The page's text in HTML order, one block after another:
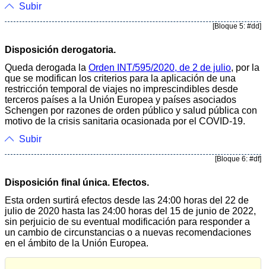
Subir
[Bloque 5: #dd]
Disposición derogatoria.
Queda derogada la Orden INT/595/2020, de 2 de julio, por la
que se modifican los criterios para la aplicación de una
restricción temporal de viajes no imprescindibles desde
terceros países a la Unión Europea y países asociados
Schengen por razones de orden público y salud pública con
motivo de la crisis sanitaria ocasionada por el COVID-19.
Subir
[Bloque 6: #df]
Disposición final única. Efectos.
Esta orden surtirá efectos desde las 24:00 horas del 22 de
julio de 2020 hasta las 24:00 horas del 15 de junio de 2022,
sin perjuicio de su eventual modificación para responder a
un cambio de circunstancias o a nuevas recomendaciones
en el ámbito de la Unión Europea.